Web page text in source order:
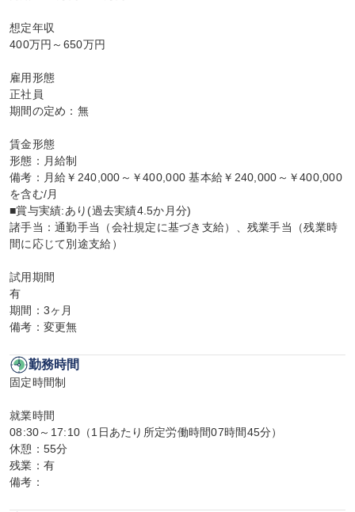
想定年収
400万円～650万円
雇用形態
正社員
期間の定め：無
賃金形態
形態：月給制
備考：月給￥240,000～￥400,000 基本給￥240,000～￥400,000
を含む/月
■賞与実績:あり(過去実績4.5か月分)
諸手当：通勤手当（会社規定に基づき支給）、残業手当（残業時
間に応じて別途支給）
試用期間
有
期間：3ヶ月
備考：変更無
勤務時間
固定時間制
就業時間
08:30～17:10（1日あたり所定労働時間07時間45分）
休憩：55分
残業：有
備考：